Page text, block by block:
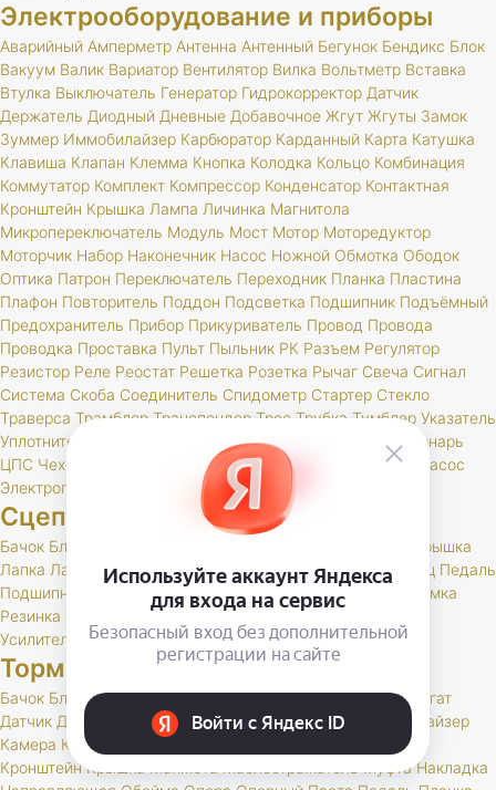
Электрооборудование и приборы
Аварийный Амперметр Антенна Антенный Бегунок Бендикс Блок
Вакуум Валик Вариатор Вентилятор Вилка Вольтметр Вставка
Втулка Выключатель Генератор Гидрокорректор Датчик
Держатель Диодный Дневные Добавочное Жгут Жгуты Замок
Зуммер Иммобилайзер Карбюратор Карданный Карта Катушка
Клавиша Клапан Клемма Кнопка Колодка Кольцо Комбинация
Коммутатор Комплект Компрессор Конденсатор Контактная
Кронштейн Крышка Лампа Личинка Магнитола
Микропереключатель Модуль Мост Мотор Моторедуктор
Моторчик Набор Наконечник Насос Ножной Обмотка Ободок
Оптика Патрон Переключатель Переходник Планка Пластина
Плафон Повторитель Поддон Подсветка Подшипник Подъёмный
Предохранитель Прибор Прикуриватель Провод Провода
Проводка Проставка Пульт Пыльник РК Разъем Регулятор
Резистор Реле Реостат Решетка Розетка Рычаг Свеча Сигнал
Система Скоба Соединитель Спидометр Стартер Стекло
Траверса Трамблер Транспондер Трос Трубка Тумблер Указатель
Уплотнитель
Устройство Фара Фароискатель
Фонарь
ЦПС Чехол Щеточный Щиток
Электробензонасос
Электропривод
Сцепление
Бачок Блок
Крышка
Лапка Лапки Манжета Муфта Накладка Опора Ось Палец Педаль
Подшипник
Поршень Пресс Пружина Пыльник
Рамка
Резинка
Скоба Сцепление Толкатель
Усилитель
Цилиндр Шаровая Шланг Шток
Тормоза
Бачок Блок Вакуумный Вал Вилка Винт Втулка Гидроагрегат
Датчик Держатель Диск Жгут Жидкость Звено
Иммобилайзер
Камера Клапан
Кольцо
Кронштейн Крышка Муфта Накладка